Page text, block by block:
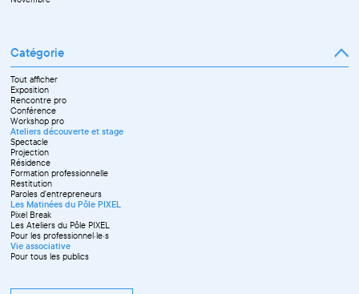
Catégorie
Tout afficher
Exposition
Rencontre pro
Conférence
Workshop pro
Ateliers découverte et stage
Spectacle
Projection
Résidence
Formation professionnelle
Restitution
Paroles d'entrepreneurs
Les Matinées du Pôle PIXEL
Pixel Break
Les Ateliers du Pôle PIXEL
Pour les professionnel·le·s
Vie associative
Pour tous les publics